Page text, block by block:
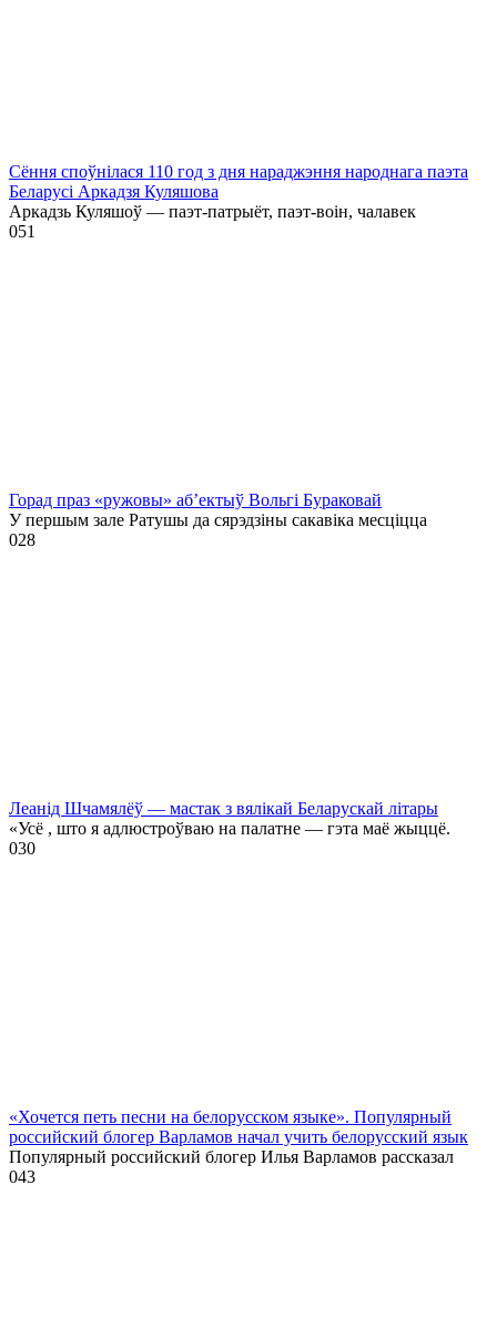
Сёння споўнілася 110 год з дня нараджэння народнага паэта
Беларусі Аркадзя Куляшова
Аркадзь Куляшоў — паэт-патрыёт, паэт-воін, чалавек
051
Горад праз «ружовы» аб’ектыў Вольгі Бураковай
У першым зале Ратушы да сярэдзіны сакавіка месціцца
028
Леанід Шчамялёў — мастак з вялікай Беларускай літары
«Усё , што я адлюстроўваю на палатне — гэта маё жыццё.
030
«Хочется петь песни на белорусском языке». Популярный
российский блогер Варламов начал учить белорусский язык
Популярный российский блогер Илья Варламов рассказал
043